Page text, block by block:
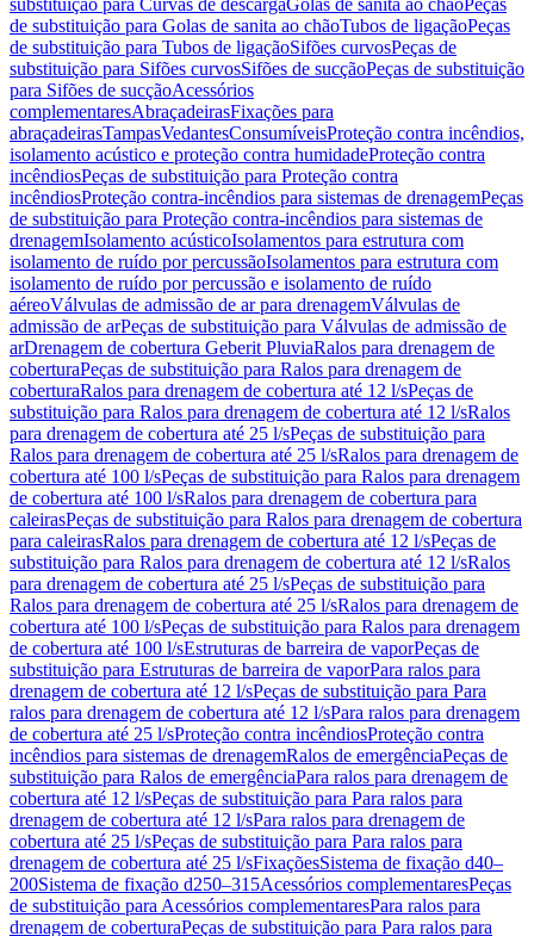
substituição para Curvas de descargaGolas de sanita ao chãoPeças
de substituição para Golas de sanita ao chãoTubos de ligaçãoPeças
de substituição para Tubos de ligaçãoSifões curvosPeças de
substituição para Sifões curvosSifões de sucçãoPeças de substituição
para Sifões de sucçãoAcessórios
complementaresAbraçadeirasFixações para
abraçadeirasTampasVedantesConsumíveisProteção contra incêndios,
isolamento acústico e proteção contra humidadeProteção contra
incêndiosPeças de substituição para Proteção contra
incêndiosProteção contra-incêndios para sistemas de drenagemPeças
de substituição para Proteção contra-incêndios para sistemas de
drenagemIsolamento acústicoIsolamentos para estrutura com
isolamento de ruído por percussãoIsolamentos para estrutura com
isolamento de ruído por percussão e isolamento de ruído
aéreoVálvulas de admissão de ar para drenagemVálvulas de
admissão de arPeças de substituição para Válvulas de admissão de
arDrenagem de cobertura Geberit PluviaRalos para drenagem de
coberturaPeças de substituição para Ralos para drenagem de
coberturaRalos para drenagem de cobertura até 12 l/sPeças de
substituição para Ralos para drenagem de cobertura até 12 l/sRalos
para drenagem de cobertura até 25 l/sPeças de substituição para
Ralos para drenagem de cobertura até 25 l/sRalos para drenagem de
cobertura até 100 l/sPeças de substituição para Ralos para drenagem
de cobertura até 100 l/sRalos para drenagem de cobertura para
caleirasPeças de substituição para Ralos para drenagem de cobertura
para caleirasRalos para drenagem de cobertura até 12 l/sPeças de
substituição para Ralos para drenagem de cobertura até 12 l/sRalos
para drenagem de cobertura até 25 l/sPeças de substituição para
Ralos para drenagem de cobertura até 25 l/sRalos para drenagem de
cobertura até 100 l/sPeças de substituição para Ralos para drenagem
de cobertura até 100 l/sEstruturas de barreira de vaporPeças de
substituição para Estruturas de barreira de vaporPara ralos para
drenagem de cobertura até 12 l/sPeças de substituição para Para
ralos para drenagem de cobertura até 12 l/sPara ralos para drenagem
de cobertura até 25 l/sProteção contra incêndiosProteção contra
incêndios para sistemas de drenagemRalos de emergênciaPeças de
substituição para Ralos de emergênciaPara ralos para drenagem de
cobertura até 12 l/sPeças de substituição para Para ralos para
drenagem de cobertura até 12 l/sPara ralos para drenagem de
cobertura até 25 l/sPeças de substituição para Para ralos para
drenagem de cobertura até 25 l/sFixaçõesSistema de fixação d40–
200Sistema de fixação d250–315Acessórios complementaresPeças
de substituição para Acessórios complementaresPara ralos para
drenagem de coberturaPeças de substituição para Para ralos para